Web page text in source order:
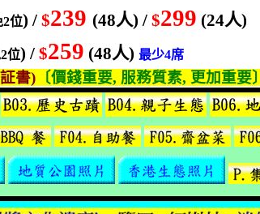
2位) /$239 (48人) /$299 (24人)
2位) /$259 (48人)最少4席
書)〔價錢重要, 服務質素, 更加重要〕